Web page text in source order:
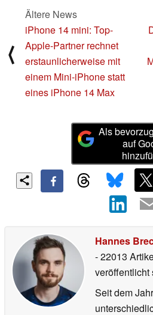
⟨
Ältere News
iPhone 14 mini: Top-
Apple-Partner rechnet
erstaunlicherweise mit
einem Mini-iPhone statt
eines iPhone 14 Max
Als
auf
Hannes
- 22013
veröffentlicht
Seit dem